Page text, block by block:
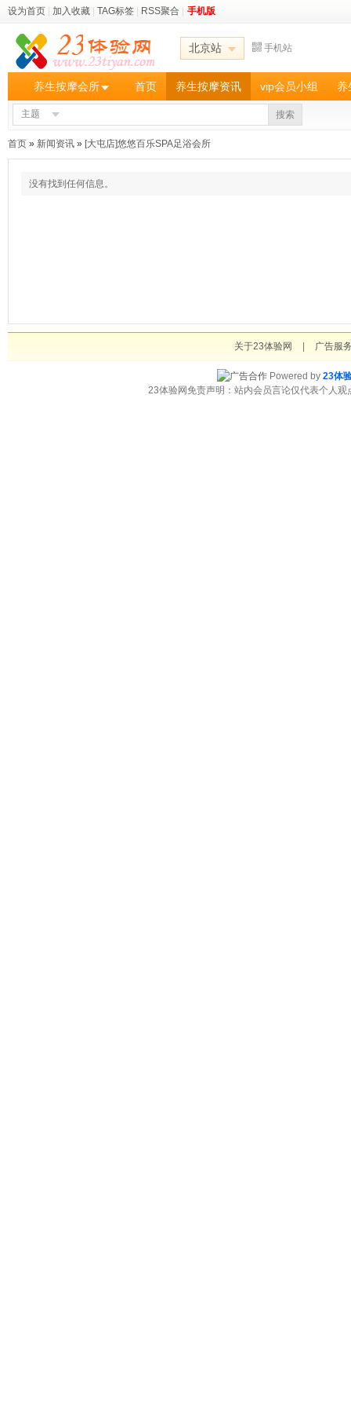
设为首页 加入收藏 TAG标签 RSS聚合 手机版
北京站 手机站
养生按摩会所 首页 养生按摩资讯 vip会员小组 养
主题 搜索
首页 » 新闻资讯 » [大屯店]悠悠百乐SPA足浴会所
没有找到任何信息。
关于23体验网 广告服
Powered by 23体
23体验网免责声明：站内会员言论仅代表个人